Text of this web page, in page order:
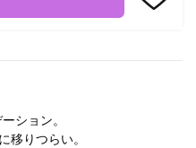
ション。
移りつらい。